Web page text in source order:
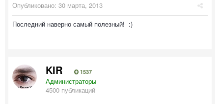
Опубликовано: 30 марта, 2013
Последний наверно самый полезный! :)
KIR 1537
Администраторы
4500 публикаций